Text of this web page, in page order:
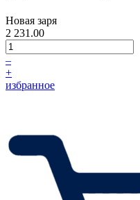
Новая заря
2 231.00
–
+
избранное